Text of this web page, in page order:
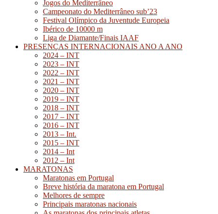
Jogos do Mediterrâneo
Campeonato do Mediterrâneo sub’23
Festival Olímpico da Juventude Europeia
Ibérico de 10000 m
Liga de Diamante/Finais IAAF
PRESENÇAS INTERNACIONAIS ANO A ANO
2024 – INT
2023 – INT
2022 – INT
2021 – INT
2020 – INT
2019 – INT
2018 – INT
2017 – INT
2016 – INT
2013 – Int.
2015 – INT
2014 – Int
2012 – Int
MARATONAS
Maratonas em Portugal
Breve história da maratona em Portugal
Melhores de sempre
Principais maratonas nacionais